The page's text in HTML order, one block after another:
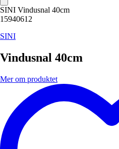
SINI Vindusnal 40cm
15940612
SINI
Vindusnal 40cm
Mer om produktet